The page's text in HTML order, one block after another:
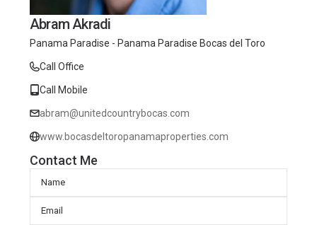
Abram Akradi
Panama Paradise - Panama Paradise Bocas del Toro
Call Office
Call Mobile
abram@unitedcountrybocas.com
www.bocasdeltoropanamaproperties.com
Contact Me